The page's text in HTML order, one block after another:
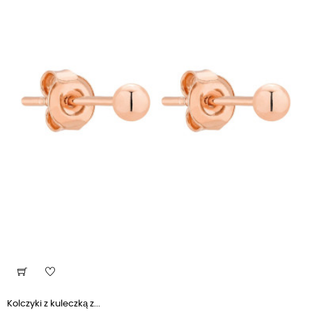
Kolczyki z kuleczką z...